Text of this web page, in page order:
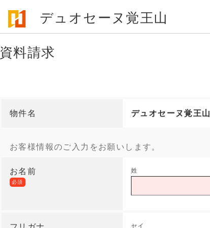
デュオセーヌ覚王山
資料請求
物件名 デュオセーヌ覚王山
お客様情報のご入力をお願いします。
お名前
必須
姓
セイ